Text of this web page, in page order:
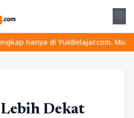
menu
di YukBelajar.com. Mulai
Dekat